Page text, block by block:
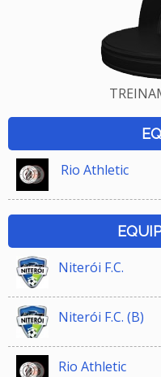
Rio Athletic
Niterói F.C.
Niterói F.C. (B)
Rio Athletic